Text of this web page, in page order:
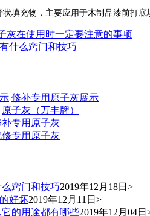
状填充物，主要应用于木制品漆前打
灰在使用时一定要注意的事项
什么窍门和技巧
修补专用原子灰展示
原子灰（万丰牌）
补专用原子灰
修专用原子灰
窍门和技巧2019年12月18日>
好坏2019年12月11日>
的用途都有哪些2019年12月04日